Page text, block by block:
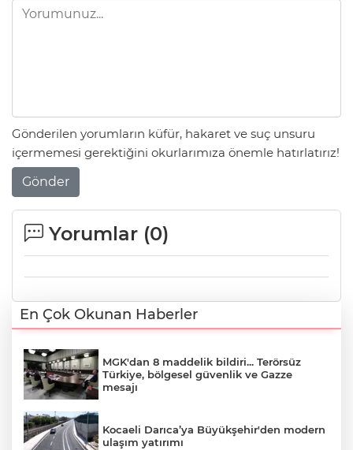
Gönderilen yorumların küfür, hakaret ve suç unsuru
içermemesi gerektiğini okurlarımıza önemle hatırlatırız!
Gönder
Yorumlar (0)
En Çok Okunan Haberler
MGK'dan 8 maddelik bildiri... Terörsüz
Türkiye, bölgesel güvenlik ve Gazze
mesajı
Kocaeli Darıca’ya Büyükşehir'den modern
ulaşım yatırımı